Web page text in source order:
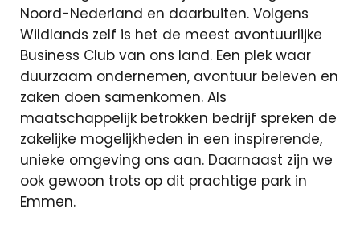
Noord-Nederland en daarbuiten. Volgens
Wildlands zelf is het de meest avontuurlijke
Business Club van ons land. Een plek waar
duurzaam ondernemen, avontuur beleven en
zaken doen samenkomen. Als
maatschappelijk betrokken bedrijf spreken de
zakelijke mogelijkheden in een inspirerende,
unieke omgeving ons aan. Daarnaast zijn we
ook gewoon trots op dit prachtige park in
Emmen.
Aflossingsvrije
hypotheek
Verzekeringen
Particuliere
verzekeringen